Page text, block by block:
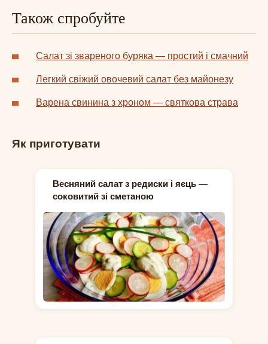
Також спробуйте
Салат зі звареного буряка — простий і смачний
Легкий свіжий овочевий салат без майонезу
Варена свинина з хроном — святкова страва
Як приготувати
Весняний салат з редиски і яєць —
соковитий зі сметаною